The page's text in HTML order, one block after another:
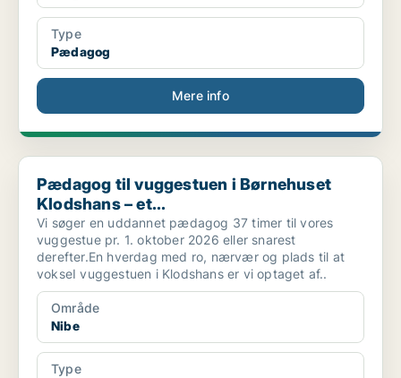
Type
Pædagog
Mere info
Pædagog til vuggestuen i Børnehuset Klodshans – et...
Pædagog til vuggestuen i Børnehuset
Klodshans – et...
Vi søger en uddannet pædagog 37 timer til vores
vuggestue pr. 1. oktober 2026 eller snarest
derefter.En hverdag med ro, nærvær og plads til at
vokseI vuggestuen i Klodshans er vi optaget af..
Område
Nibe
Type